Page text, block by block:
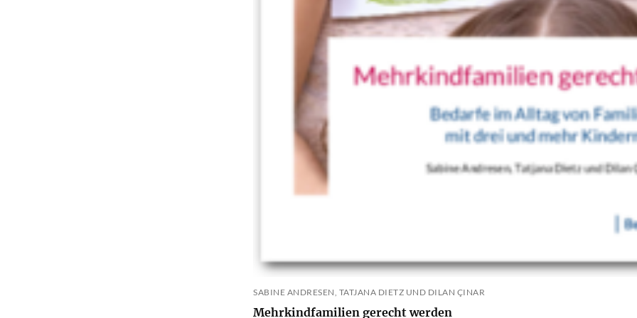
SABINE ANDRESEN, TATJANA DIETZ UND DILAN ÇINAR
Mehrkindfamilien gerecht werden